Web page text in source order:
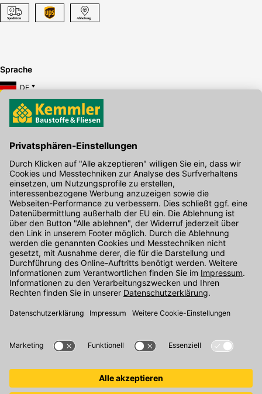
Sprache
DE
Hier gibt's die kostenlose App
Kontakt
Unser Onlineshop Team ist montags bis freitags von 08:00 - 17:00
Uhr unter der Telefonnummer07071 / 151-151für Sie erreichbar.
Alternativ können Sie unser Kontaktformular nutzen.
Den Kontakt direkt in unsere Niederlassungen finden Sie